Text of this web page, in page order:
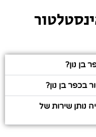
בן נון?
בכפר בן נון?
נותן שירות של